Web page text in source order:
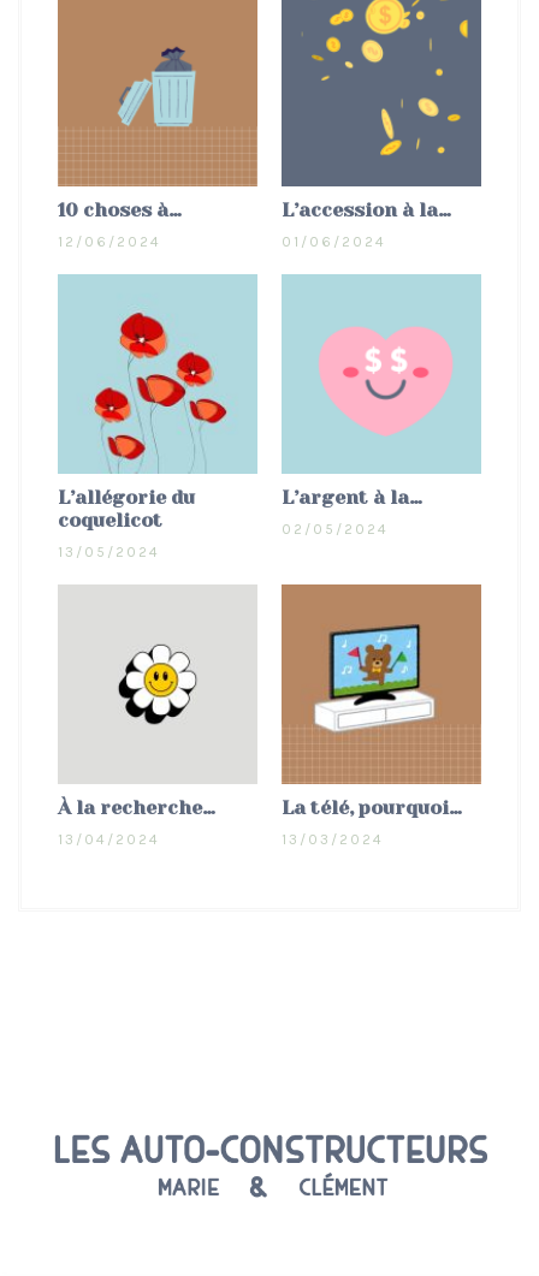
10 choses à…
12/06/2024
L’accession à la…
01/06/2024
L’allégorie du
coquelicot
13/05/2024
L’argent à la…
02/05/2024
À la recherche…
13/04/2024
La télé, pourquoi…
13/03/2024